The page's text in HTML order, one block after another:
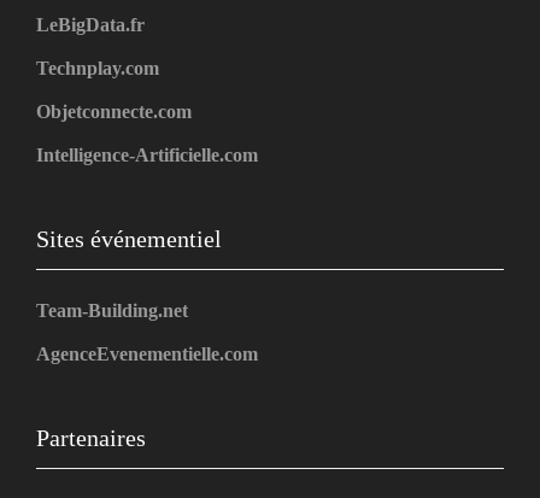
LeBigData.fr
Technplay.com
Objetconnecte.com
Intelligence-Artificielle.com
Sites événementiel
Team-Building.net
AgenceEvenementielle.com
Partenaires